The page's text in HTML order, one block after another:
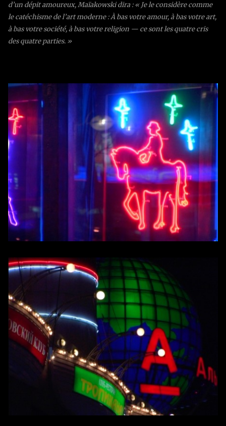
d’un dépit amoureux, Maïakowski dira : « Je le considère comme
le catéchisme de l’art moderne : À bas votre amour, à bas votre art,
à bas votre société, à bas votre religion — ce sont les quatre cris
des quatre parties. »